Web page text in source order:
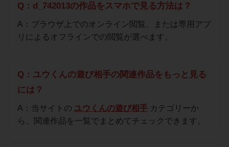
Q：d_742013の作品をスマホで見る方法は？
A：ブラウザ上でのオンライン閲覧、または専用アプ
リによるオフラインでの閲覧が選べます。
Q：ユウくんの遊び相手の関連作品をもっと見る
には？
A：当サイトの ユウくんの遊び相手カテゴリーか
ら、関連作品を一覧でまとめてチェックできます。